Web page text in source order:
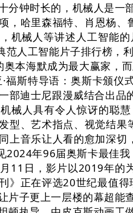
分钟时长的，机械人是
，哈里森福特、肖恩杨
机械人等讲述人工智能
范人工智能片子排行榜，
本海默成为最大赢家，
·福斯特导语：奥斯卡颁
部迪士尼跟漫威结合出
械人具有令人惊讶的聪
型、艺术指点、视觉结
上音乐让人看的愈加深
2024年96届奥斯卡最佳
11日，影片以2019年的
》正在评选20世纪最值
片子更上一层楼的幕超